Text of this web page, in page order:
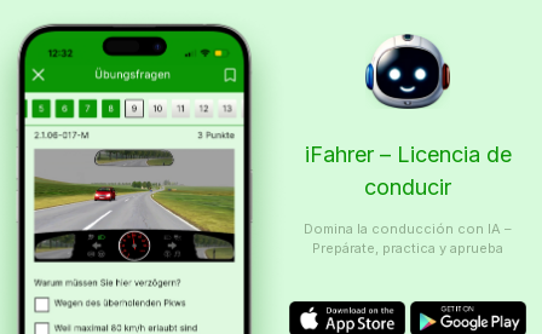
iFahrer – Licencia de
conducir
Domina la conducción con IA –
Prepárate, practica y aprueba